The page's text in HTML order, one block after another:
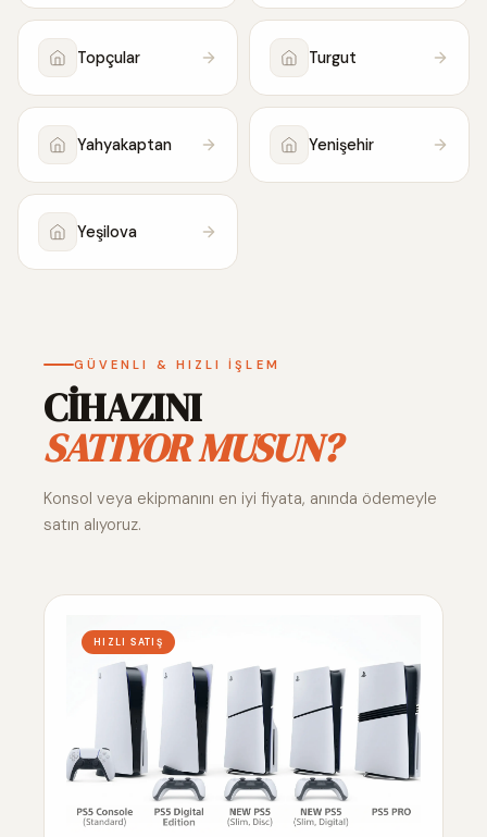
Topçular Turgut
Yahyakaptan Yenişehir
Yeşilova
GÜVENLI & HIZLI İŞLEM
CİHAZINI
SATIYOR MUSUN?
Konsol veya ekipmanını en iyi fiyata, anında ödemeyle
satın alıyoruz.
HIZLI SATIŞ